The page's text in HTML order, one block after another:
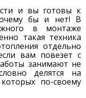
и вы готовы к
бы и нет! В
в монтаже
такая техника
отдельно
вам повезет с
занимают не
делятся на
по-своему